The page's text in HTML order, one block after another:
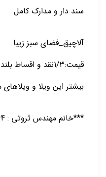
سند دار و مدارک کامل
آلاچیق_فضای سبز زیبا
قیمت:1/3نقد و
بیشتر این ویلا و
***خانم مهندس ثروتی : 09118827464**